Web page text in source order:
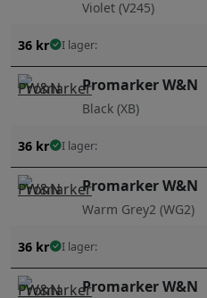
Violet (V245)
36 kr I lager:
Promarker W&N
Black (XB)
36 kr I lager:
Promarker W&N
Warm Grey2 (WG2)
36 kr I lager:
Promarker W&N